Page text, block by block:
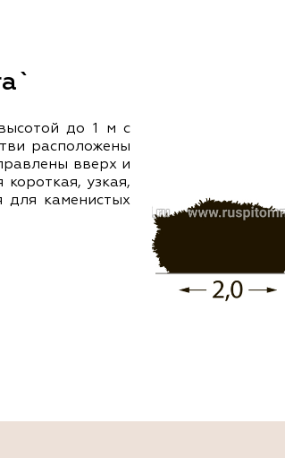
до 1 м с
расположены
вверх и
узкая,
для каменистых